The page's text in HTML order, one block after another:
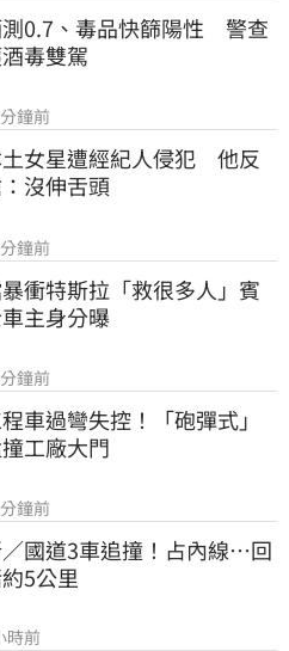
0.7、毒品快篩陽性　警查
毒雙駕
鐘前
女星遭經紀人侵犯　他反
沒伸舌頭
鐘前
衝特斯拉「救很多人」賓
主身分曝
鐘前
車過彎失控！「砲彈式」
工廠大門
鐘前
國道3車追撞！占內線…回
5公里
時前